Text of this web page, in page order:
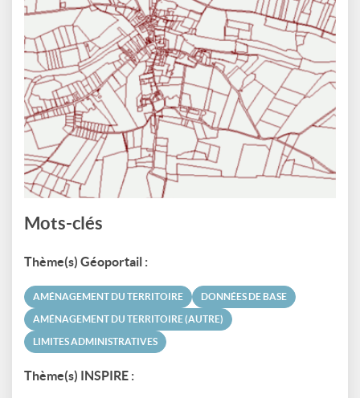
Mots-clés
Thème(s) Géoportail :
AMÉNAGEMENT DU TERRITOIRE DONNÉES DE BASE
AMÉNAGEMENT DU TERRITOIRE (AUTRE)
LIMITES ADMINISTRATIVES
Thème(s) INSPIRE :